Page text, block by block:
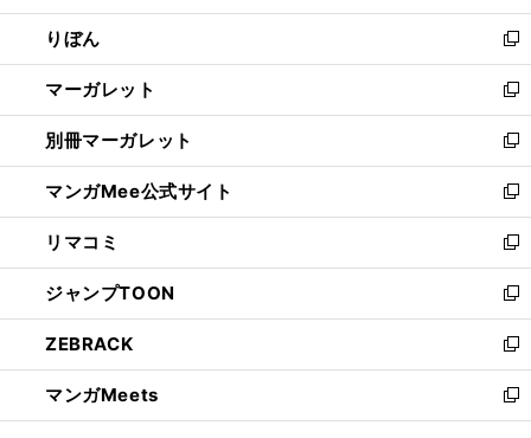
開
く
ウ
で
開
く
ン
ド
ウ
で
開
く
ウ
ィ
ン
ド
ウ
で
開
く
りぼん
新
し
い
ウ
ィ
ン
ド
ウ
で
開
く
マーガレット
新
し
い
ウ
ィ
ン
ド
ウ
で
開
く
別冊マーガレット
新
し
い
ウ
ィ
ン
ド
ウ
で
開
く
マンガMee公式サイト
新
し
い
ウ
ィ
ン
ド
ウ
で
開
リマコミ
新
し
い
ウ
ィ
ン
ド
ウ
ジャンプTOON
新
し
い
ウ
ィ
ン
ZEBRACK
新
し
い
ウ
マンガMeets
新
し